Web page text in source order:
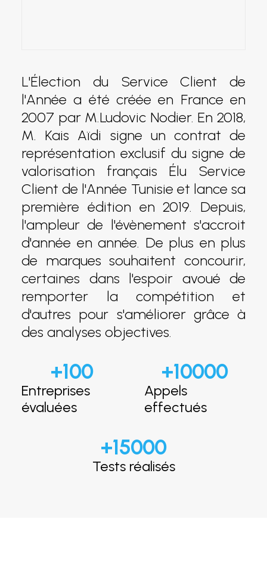
L'Élection du Service Client de
l'Année a été créée en France en
2007 par M.Ludovic Nodier. En 2018,
M. Kais Aïdi signe un contrat de
représentation exclusif du signe de
valorisation français Élu Service
Client de l'Année Tunisie et lance sa
première édition en 2019. Depuis,
l'ampleur de l'évènement s'accroit
d'année en année. De plus en plus
de marques souhaitent concourir,
certaines dans l'espoir avoué de
remporter la compétition et
d'autres pour s'améliorer grâce à
des analyses objectives.
+100
Entreprises
évaluées
+10000
Appels
effectués
+15000
Tests réalisés